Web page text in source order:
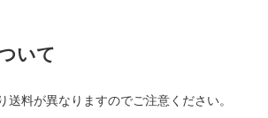
いて
送料が異なりますのでご注意ください。